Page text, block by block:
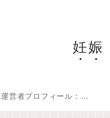
妊娠
運営者プロフィール：ママ・パパの「困った」を「安心」に変えるお手伝い